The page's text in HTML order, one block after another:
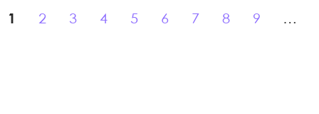
1 2 3 4 5 6 7 8 9 …